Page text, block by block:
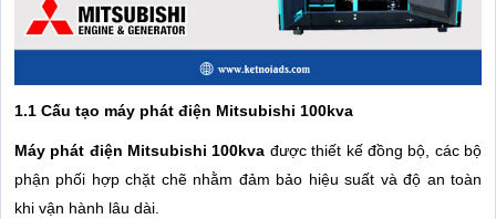
1.1 Cấu tạo máy phát điện Mitsubishi 100kva
Máy phát điện Mitsubishi 100kva được thiết kế đồng bộ, các bộ
phận phối hợp chặt chẽ nhằm đảm bảo hiệu suất và độ an toàn
khi vận hành lâu dài.